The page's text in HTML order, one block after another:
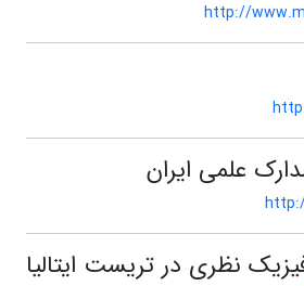
http://
علمی ایران
نظری در تریست ایتالیا